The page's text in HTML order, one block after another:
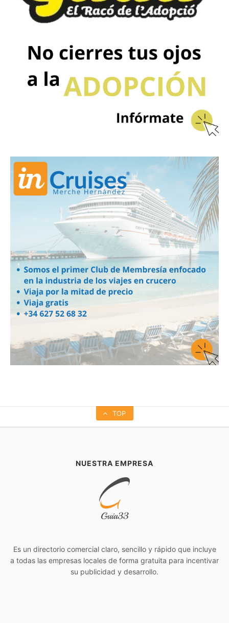
TOP
NUESTRA EMPRESA
Es un directorio comercial claro, sencillo y rápido que incluye
a todas las empresas locales de forma gratuita para incentivar
su publicidad y desarrollo.